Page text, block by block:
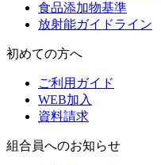
食品添加物基準
放射能ガイドライン
初めての方へ
ご利用ガイド
WEB加入
資料請求
組合員へのお知らせ